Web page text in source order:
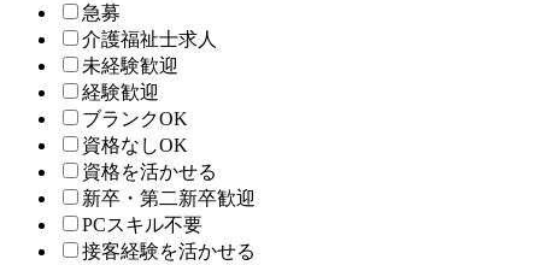
急募
介護福祉士求人
未経験歓迎
経験歓迎
ブランクOK
資格なしOK
資格を活かせる
新卒・第二新卒歓迎
PCスキル不要
接客経験を活かせる